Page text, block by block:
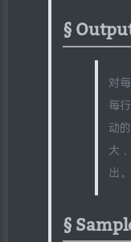
对
每
动
大
出。